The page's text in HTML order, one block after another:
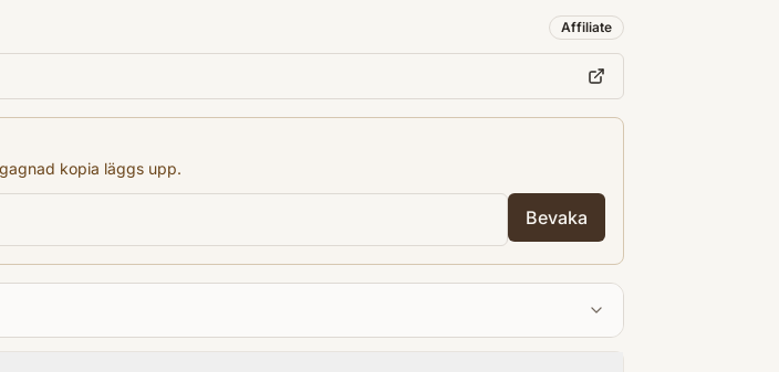
Affiliate
kopia läggs upp.
Bevaka